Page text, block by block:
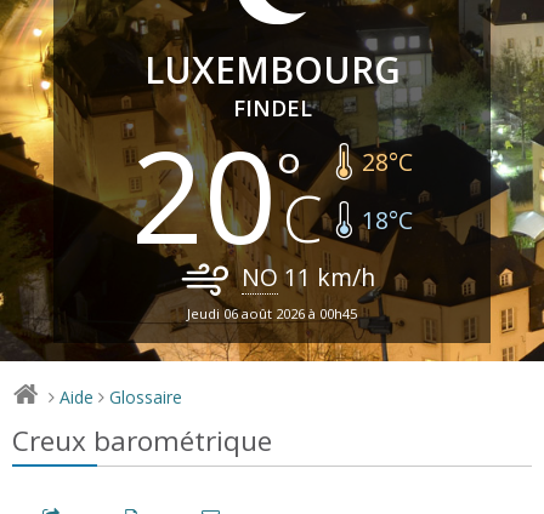
LUXEMBOURG
FINDEL
20 28°C
18°C
NO 11 km/h
Jeudi 06 août 2026 à 00h45
> Aide > Glossaire
Creux barométrique